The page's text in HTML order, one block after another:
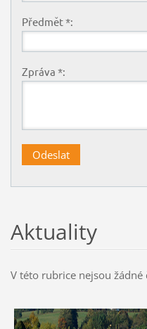
Předmět *:
Zpráva *:
Aktuality
V této rubrice nejsou žádné